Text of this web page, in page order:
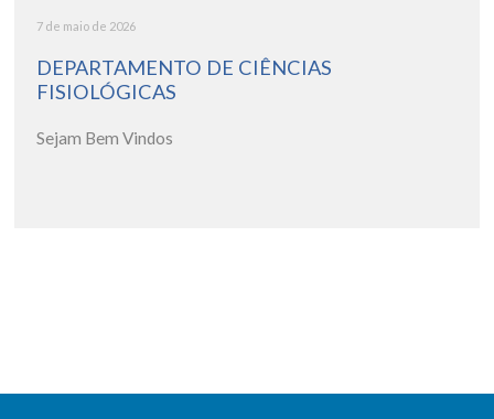
7 de maio de 2026
DEPARTAMENTO DE CIÊNCIAS
FISIOLÓGICAS
Sejam Bem Vindos